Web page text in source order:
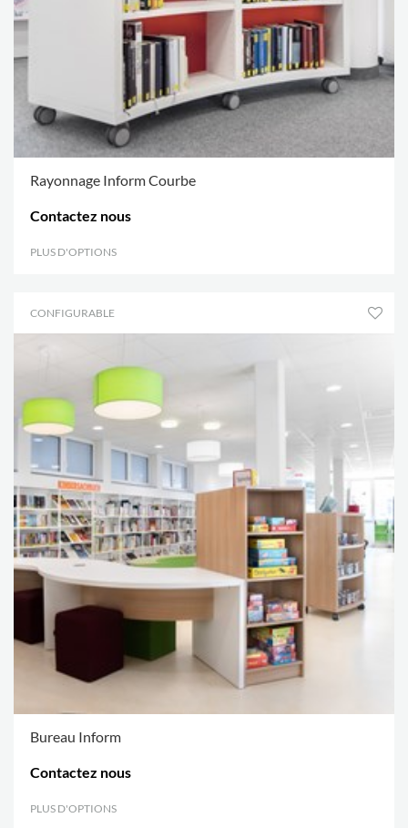
Rayonnage Inform Courbe
Contactez nous
PLUS D'OPTIONS
CONFIGURABLE
Bureau Inform
Contactez nous
PLUS D'OPTIONS